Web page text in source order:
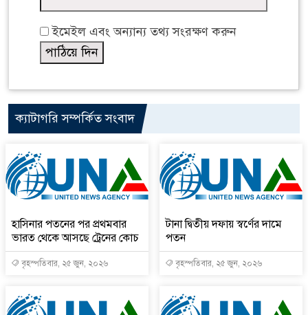
ইমেইল এবং অন্যান্য তথ্য সংরক্ষণ করুন
ক্যাটাগরি সম্পর্কিত সংবাদ
হাসিনার পতনের পর প্রথমবার
ভারত থেকে আসছে ট্রেনের কোচ
বৃহস্পতিবার, ২৫ জুন, ২০২৬
টানা দ্বিতীয় দফায় স্বর্ণের দামে
পতন
বৃহস্পতিবার, ২৫ জুন, ২০২৬